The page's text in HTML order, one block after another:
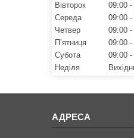
Вівторок
09:00
Середа
09:00
Четвер
09:00
Пʼятниця
09:00
Субота
09:00
Неділя